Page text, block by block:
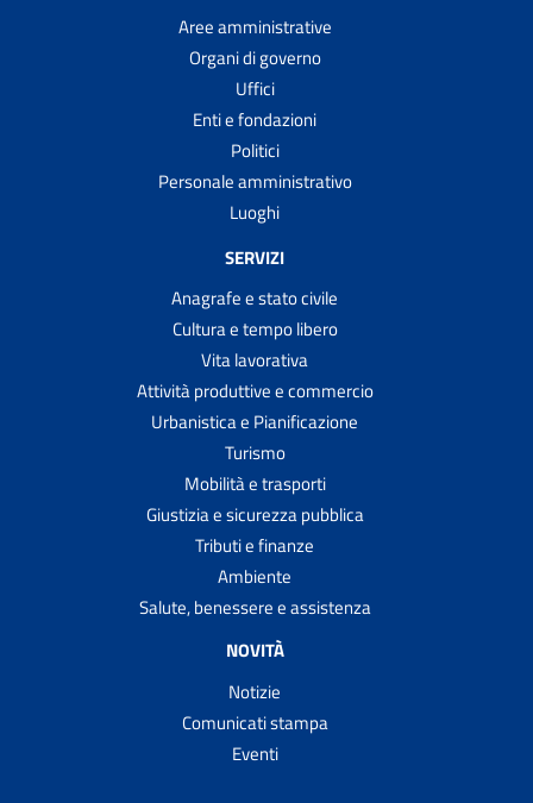
Aree amministrative
Organi di governo
Uffici
Enti e fondazioni
Politici
Personale amministrativo
Luoghi
SERVIZI
Anagrafe e stato civile
Cultura e tempo libero
Vita lavorativa
Attività produttive e commercio
Urbanistica e Pianificazione
Turismo
Mobilità e trasporti
Giustizia e sicurezza pubblica
Tributi e finanze
Ambiente
Salute, benessere e assistenza
NOVITÀ
Notizie
Comunicati stampa
Eventi